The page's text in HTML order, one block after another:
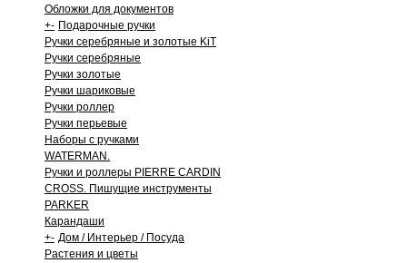
Обложки для документов
+- Подарочные ручки
Ручки серебряные и золотые KiT
Ручки серебряные
Ручки золотые
Ручки шариковые
Ручки роллер
Ручки перьевые
Наборы с ручками
WATERMAN.
Ручки и роллеры PIERRE CARDIN
CROSS. Пишущие инструменты
PARKER
Карандаши
+- Дом / Интерьер / Посуда
Растения и цветы